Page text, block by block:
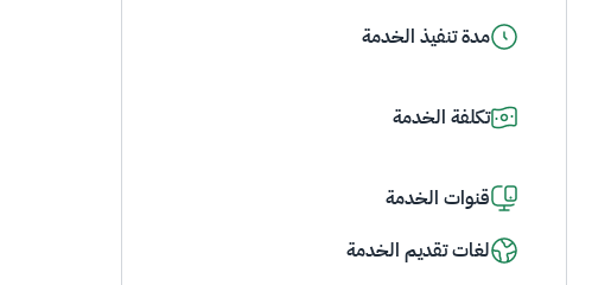
مدة تنفيذ الخدمة
تكلفة الخدمة
قنوات الخدمة
لغات تقديم الخدمة